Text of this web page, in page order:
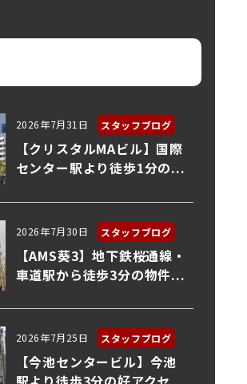
2026年7月31日 スタッフブログ
【クリスタルMAビル】国際
センター駅より徒歩1分の...
2026年7月30日 スタッフブログ
【AMS葵3】地下鉄桜通線・
車道駅から徒歩3分の物件...
2026年7月25日 スタッフブログ
【今池センタービル】今池